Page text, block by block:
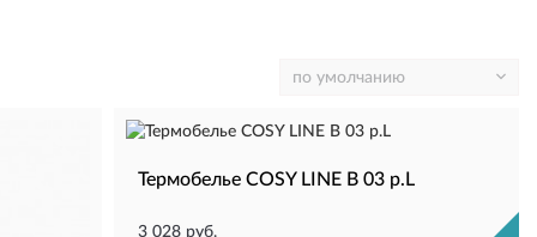
Термобелье COSY LINE B 03 р.L
3 028 руб.